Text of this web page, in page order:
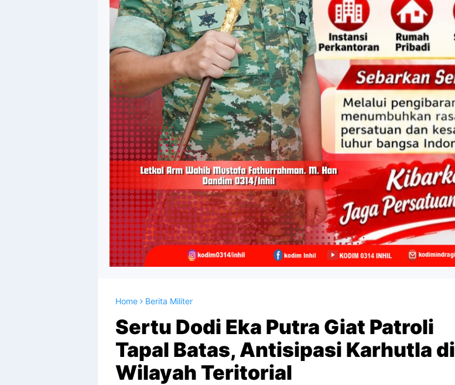
Home Berita Militer
Sertu Dodi Eka Putra Giat Patroli
Tapal Batas, Antisipasi Karhutla di
Wilayah Teritorial